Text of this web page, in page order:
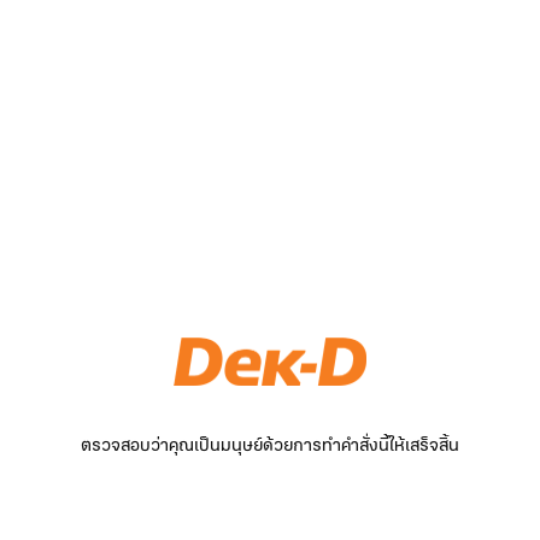
ตรวจสอบว่าคุณเป็นมนุษย์ด้วยการทำคำสั่งนี้ให้เสร็จสิ้น